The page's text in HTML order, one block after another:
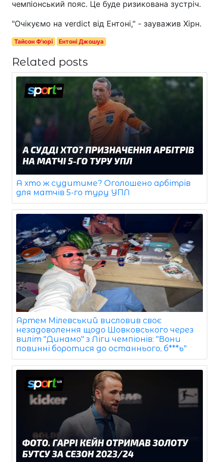
чемпіонський пояс. Це буде ризикована зустріч.
"Очікуємо на verdict від Ентоні," - зауважив Хірн.
Тайсон Ф'юрі Ентоні Джошуа
Related posts
А хто ж судитиме? Оголошено арбітрів
для матчів 5-го туру УПЛ
Артем Мілевський висловив своє
незадоволення щодо Шовковського через
виліт "Динамо" з Ліги чемпіонів: "Вони
повинні боротися до останнього, б***ь"